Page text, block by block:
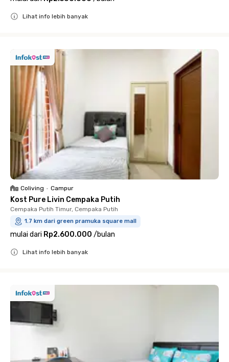
Lihat info lebih banyak
Coliving • Campur
Kost Pure Livin Cempaka Putih
Cempaka Putih Timur, Cempaka Putih
1.7 km dari green pramuka square mall
mulai dari Rp2.600.000 /bulan
Lihat info lebih banyak